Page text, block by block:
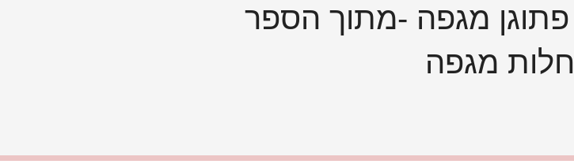
מגפה -מתוך הספר
מגפה